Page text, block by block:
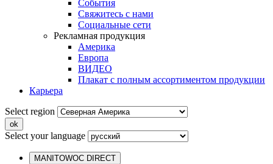
События
Свяжитесь с нами
Социальные сети
Рекламная продукция
Америка
Европа
ВИДЕО
Плакат с полным ассортиментом продукции
Карьера
Select region
Select your language
MANITOWOC DIRECT